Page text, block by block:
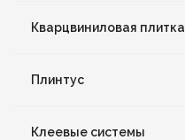
Кварцвиниловая плитка
Плинтус
Клеевые системы